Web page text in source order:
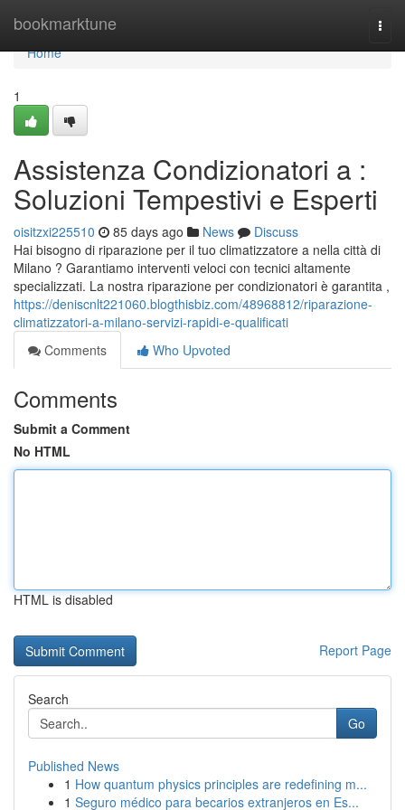
bookmarktune
Home
Home
1
Assistenza Condizionatori a :
Soluzioni Tempestivi e Esperti
oisitzxi225510 85 days ago News
Discuss
Hai bisogno di riparazione per il tuo climatizzatore a nella città di
Milano ? Garantiamo interventi veloci con tecnici altamente
specializzati. La nostra riparazione per condizionatori è garantita ,
https://deniscnlt221060.blogthisbiz.com/48968812/riparazione-
climatizzatori-a-milano-servizi-rapidi-e-qualificati
Comments
Who Upvoted
Comments
Submit a Comment
No HTML
HTML is disabled
Report Page
Search
Go
Published News
1 How quantum physics principles are redefining m...
1 Seguro médico para becarios extranjeros en Es...